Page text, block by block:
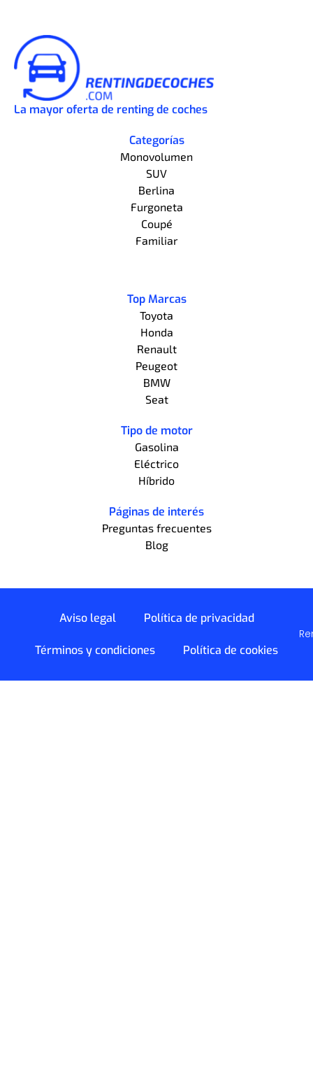
La mayor oferta de renting de coches
Categorías
Monovolumen
SUV
Berlina
Furgoneta
Coupé
Familiar
Top Marcas
Toyota
Honda
Renault
Peugeot
BMW
Seat
Tipo de motor
Gasolina
Eléctrico
Híbrido
Páginas de interés
Preguntas frecuentes
Blog
Aviso legal Política de privacidad
Términos y condiciones Política de cookies